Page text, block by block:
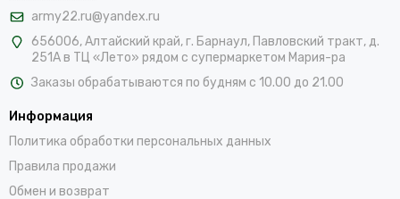
army22.ru@yandex.ru
656006, Алтайский край,г. Барнаул, Павловский тракт, д.
251А в ТЦ «Лето» рядом с супермаркетом Мария-ра
Заказы обрабатываются по будням с 10.00 до 21.00
Информация
Политика обработки персональных данных
Правила продажи
Обмен и возврат